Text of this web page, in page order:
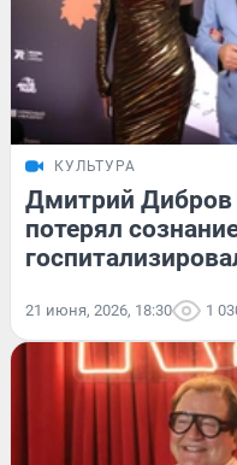
КУЛЬТУРА
Дмитрий Дибров
потерял
21 июня, 2026, 18:30 1